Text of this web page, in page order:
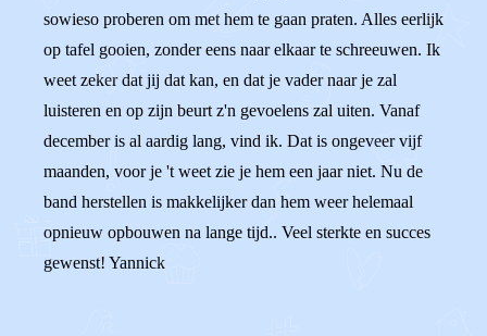
sowieso proberen om met hem te gaan praten. Alles eerlijk
op tafel gooien, zonder eens naar elkaar te schreeuwen. Ik
weet zeker dat jij dat kan, en dat je vader naar je zal
luisteren en op zijn beurt z'n gevoelens zal uiten. Vanaf
december is al aardig lang, vind ik. Dat is ongeveer vijf
maanden, voor je 't weet zie je hem een jaar niet. Nu de
band herstellen is makkelijker dan hem weer helemaal
opnieuw opbouwen na lange tijd.. Veel sterkte en succes
gewenst! Yannick